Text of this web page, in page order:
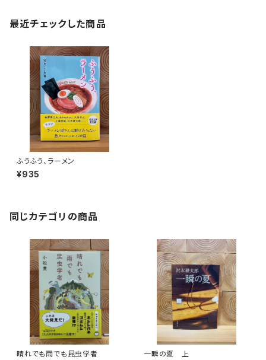
最近チェックした商品
ふうふう、ラーメン
¥935
同じカテゴリの商品
晴れでも雨でも昆虫学者 一瞬の夏 上